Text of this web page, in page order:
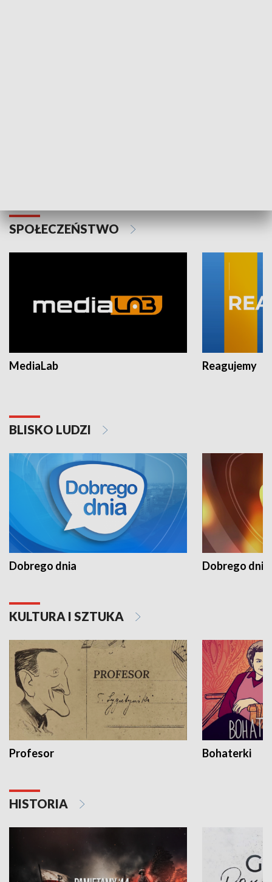
SPOŁECZEŃSTWO
MediaLab Reagujemy
BLISKO LUDZI
Dobrego dnia Dobrego dnia
KULTURA I SZTUKA
Profesor Bohaterki
HISTORIA